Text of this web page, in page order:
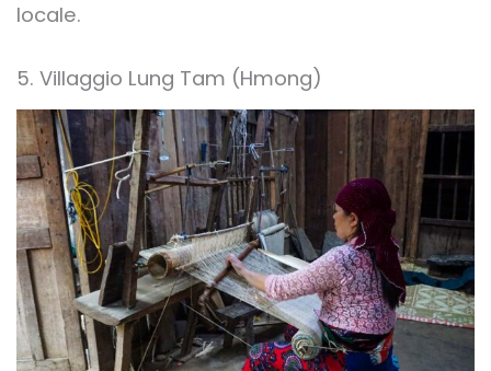
locale.
5. Villaggio Lung Tam (Hmong)